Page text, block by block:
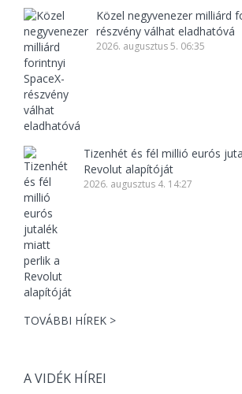
Közel negyvenezer milliárd
részvény válhat eladhatóvá
2026. augusztus 5. 06:35
Tizenhét és fél millió eurós
Revolut alapítóját
2026. augusztus 4. 14:27
TOVÁBBI HÍREK >
A VIDÉK HÍREI